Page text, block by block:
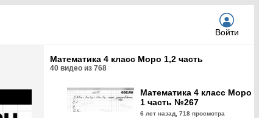
Войти
Математика 4 класс Моро 1,2 часть
40 видео из 768
Математика 4 класс Моро
1 часть №267
6 лет назад, 718 просмотра